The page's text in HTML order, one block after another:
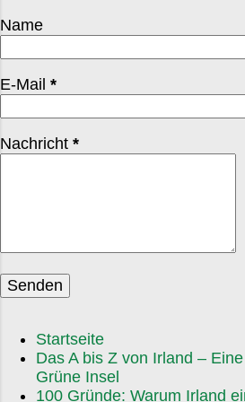
wirken zu lassen. Interessant
erstaunlich ruhig. Viele Familien
Abend in den Bänken. Ein
kleines gesellschaftliches Mini-
Dezember geht’s dann richtig
am 26. Dezember – in manchen
Name
E-Mail *
Nachricht *
Startseite
Das A bis Z von Irland –
Grüne Insel
100 Gründe: Warum Irland